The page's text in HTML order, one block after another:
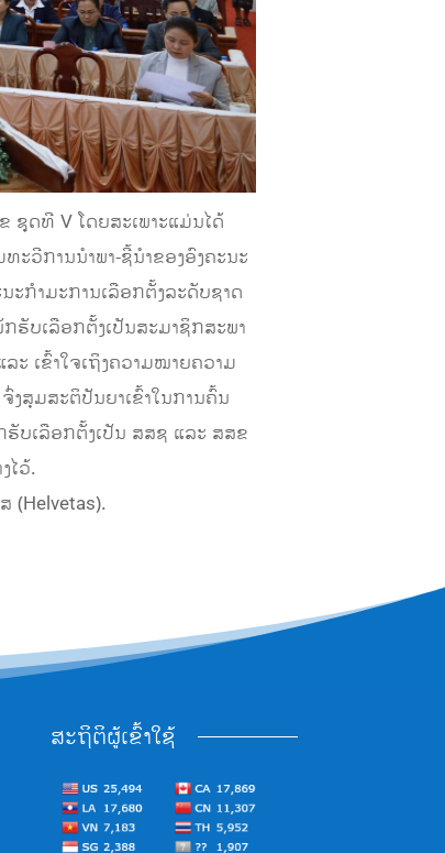
ດທີ V ໂດຍສະເພາະແມ່ນໄດ້
ວີການນໍາພາ-ຊີ້ນໍາຂອງອົງຄະນະ
ກໍາມະການເລືອກຕັ້ງລະດັບຊາດ
ຮັບເລືອກຕັ້ງເປັນສະມາຊິກສະພາ
ເຂົ້າໃຈເຖິງຄວາມໝາຍຄວາມ
ສຸມສະຕິປັນຍາເຂົ້າໃນການຄົ້ນ
ບເລືອກຕັ້ງເປັນ ສສຊ ແລະ ສສຂ
ໄວ້.
(Helvetas).
ສະຖິຕິຜູ້ເຂົ້າໃຊ້